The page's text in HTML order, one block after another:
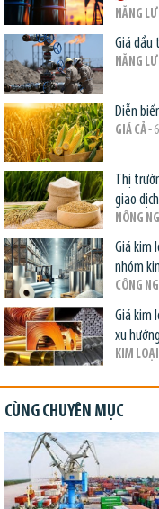
NĂNG
Giá dầu
NĂNG
Diễn
GIÁ CẢ-
Thị
giao
NÔNG
Giá kim
nhóm
CÔNG
Giá kim
xu
KIM LOẠI
CÙNG CHUYÊN MỤC